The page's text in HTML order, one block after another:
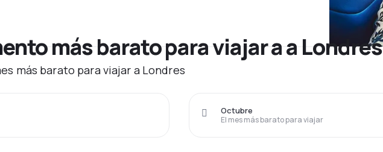
más barato para viajar a a Londres
más barato para viajar a Londres
El mes más barato para viajar
Octubre